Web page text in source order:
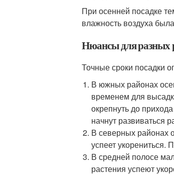
При осенней посадке
влажность воздуха
Нюансы для разных
Точные сроки посадки
В южных районах
временем для
окрепнуть до
начнут развиваться
В северных районах
успеет укорениться.
В средней полосе
растения успеют